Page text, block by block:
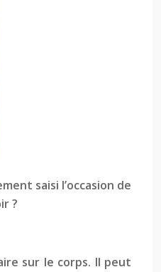
saisi l’occasion de
?
sur le corps. Il peut